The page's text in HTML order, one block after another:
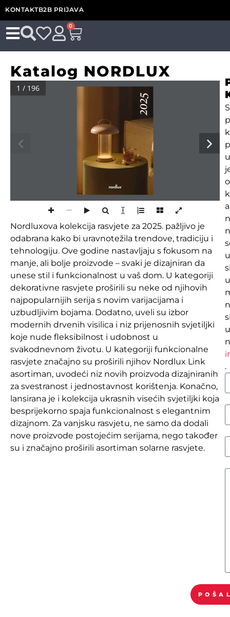
KONTAKTB2B PRIJAVA
0
Katalog NORDLUX
1 / 196
Nordluxova kolekcija rasvjete za 2025. pažljivo je
odabrana kako bi uravnotežila trendove, tradiciju i
tehnologiju. Ove godine nastavljaju s fokusom na
manje, ali bolje proizvode – svaki je dizajniran da
unese stil i funkcionalnost u vaš dom. U kategoriji
dekorativne rasvjete proširili su neke od njihovih
najpopularnijih serija s novim varijacijama i
uzbudljivim bojama. Dodatno, uveli su izbor
modernih drvenih visilica i niz prijenosnih svjetiljki
koje nude fleksibilnost i udobnost u
svakodnevnom životu. U kategoriji funkcionalne
rasvjete značajno su proširili njihov Nordlux Link
asortiman, uvodeći niz novih proizvoda dizajniranih
za svestranost i jednostavnost korištenja. Konačno,
lansirana je i kolekcija ukrasnih visećih svjetiljki koja
besprijekorno spaja funkcionalnost s elegantnim
dizajnom. Za vanjsku rasvjetu, ne samo da dodali
nove proizvode postojećim serijama, nego također
su i značajno proširili asortiman solarne rasvjete.
u
a
u
u
.